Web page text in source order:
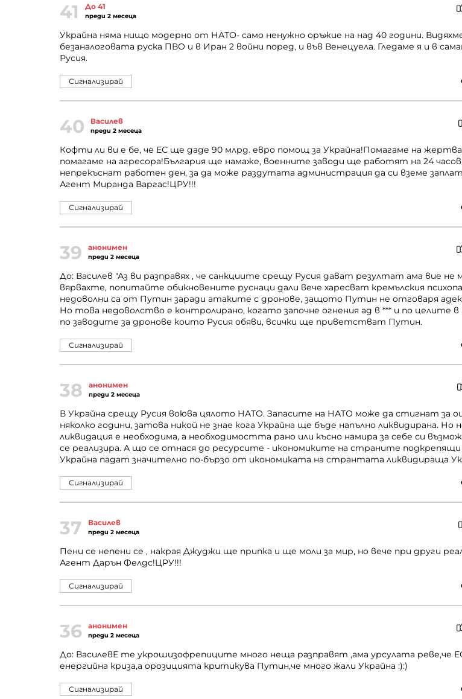
41 До 41
преди 2 месеца
Украйна няма нищо модерно от НАТО- само ненужно оръжие на над 40 години.
безаналоговата руска ПВО и в Иран 2 войни поред, и във Венецуела. Гледаме я и в
Русия.
Сигнализирай
40 Василев
преди 2 месеца
Кофти ли ви е бе, че ЕС ще даде 90 млрд. евро помощ за Украйна!Помагаме на
помагаме на агресора!България ще намаже, военните заводи ще работят на 24 часов
непрекъснат работен ден, за да може раздутата администрация да си вземе
Агент Миранда Варгас!ЦРУ!!!
Сигнализирай
39 анонимен
преди 2 месеца
До: Василев "Аз ви разправях , че санкциите срещу Русия дават резултат ама вие не
вярвахте, попитайте обикновените руснаци дали вече харесват кремълския
недоволни са от Путин заради атаките с дронове, защото Путин не отговаря
Но това недоволство е контролирано, когато започне огнения ад в *** и по целите в
по заводите за дронове които Русия обяви, всички ще приветстват Путин.
Сигнализирай
38 анонимен
преди 2 месеца
В Украйна срещу Русия воюва цялото НАТО. Запасите на НАТО може да стигнат за
няколко години, затова никой не знае кога Украйна ще бъде напълно ликвидирана. Но
ликвидация е необходима, а необходимостта рано или късно намира за себе си
се реализира. А що се отнася до ресурсите - икономиките на страните подкрепящи
Украйна падат значително по-бързо от икономиката на странтата ликвидираща
Сигнализирай
37 Василев
преди 2 месеца
Пени се непени се , накрая Джуджи ще припка и ще моли за мир, но вече при други
Агент Дарън Фелдс!ЦРУ!!!
Сигнализирай
36 анонимен
преди 2 месеца
До: ВасилевЕ те укрошизофрепиците много неща разправят ,ама урсулата реве,че
енергийна криза,а орозицията критикува Путин,че много жали Украйна :):)
Сигнализирай